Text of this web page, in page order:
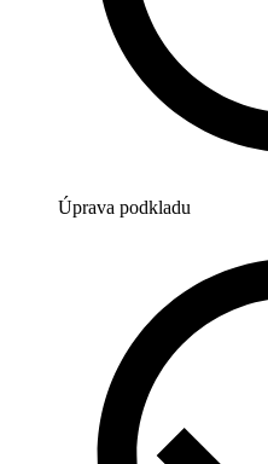
Úprava podkladu